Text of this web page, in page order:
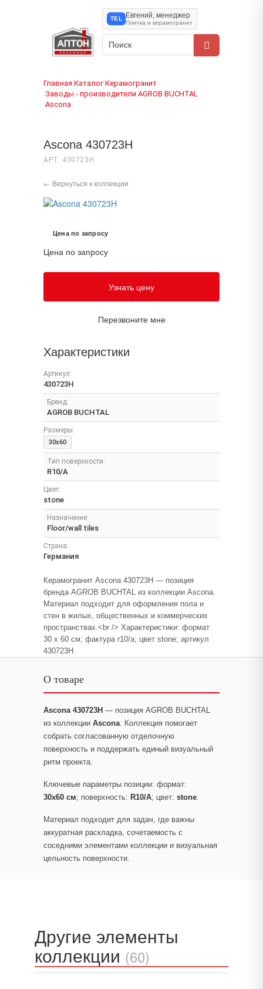
TEL
Евгений, менеджер
Плитка и керамогранит
Главная›Каталог›Керамогранит
›Заводы - производители›AGROB BUCHTAL
›Ascona
Ascona 430723H
АРТ. 430723H
← Вернуться к коллекции
Цена по запросу
Цена по запросу
Узнать цену
Перезвоните мне
Характеристики
Артикул:
430723H
Бренд:
AGROB BUCHTAL
Размеры:
30x60
Тип поверхности:
R10/A
Цвет:
stone
Назначение:
Floor/wall tiles
Страна:
Германия
Керамогранит Ascona 430723H — позиция
бренда AGROB BUCHTAL из коллекции Ascona.
Материал подходит для оформления пола и
стен в жилых, общественных и коммерческих
пространствах.<br /> Характеристики: формат
30 x 60 см; фактура r10/a; цвет stone; артикул
430723H.
О товаре
Ascona 430723H — позиция AGROB BUCHTAL
из коллекции Ascona. Коллекция помогает
собрать согласованную отделочную
поверхность и поддержать единый визуальный
ритм проекта.
Ключевые параметры позиции: формат:
30x60 см; поверхность: R10/A; цвет: stone.
Материал подходит для задач, где важны
аккуратная раскладка, сочетаемость с
соседними элементами коллекции и визуальная
цельность поверхности.
Другие элементы
коллекции (60)